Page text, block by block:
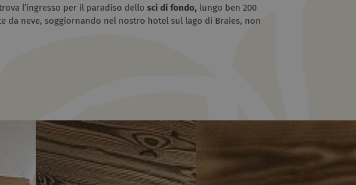
l’ingresso per il paradiso dello sci di fondo,
lungo ben 200
da neve, soggiornando nel nostro hotel sul lago di Braies, non